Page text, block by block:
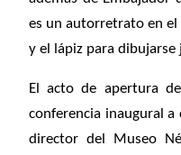
es un autorretrato en
y el lápiz para dibujarse
El acto de apertura
conferencia inaugural a
director del Museo